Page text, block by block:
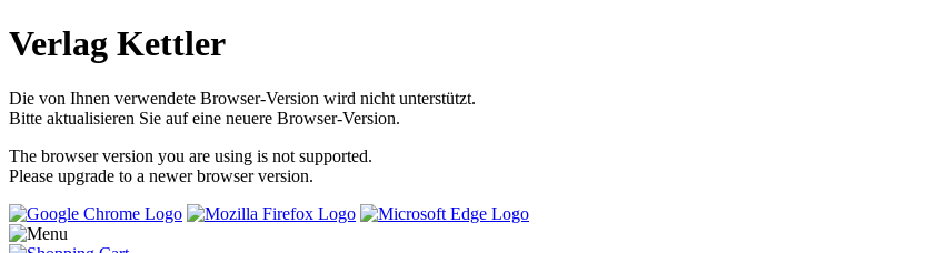
Verlag Kettler
Die von Ihnen verwendete Browser-Version wird nicht unterstützt.
Bitte aktualisieren Sie auf eine neuere Browser-Version.
The browser version you are using is not supported.
Please upgrade to a newer browser version.